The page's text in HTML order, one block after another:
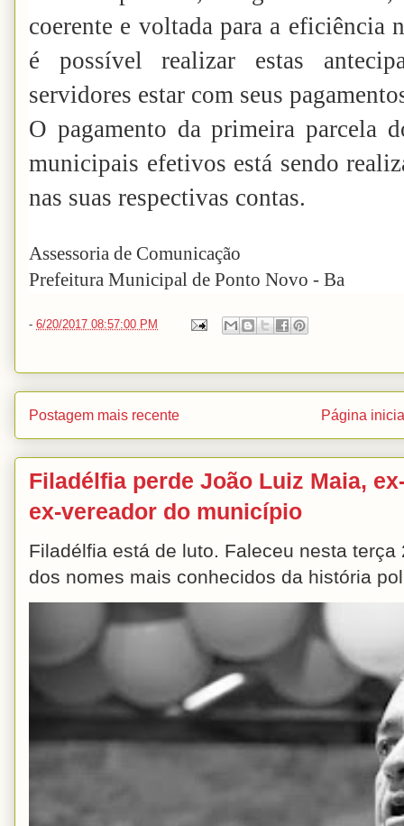
coerente e voltada para a eficiência
é possível realizar estas
servidores estar com seus
O pagamento da primeira parcela
municipais efetivos está sendo
nas suas respectivas contas.
Assessoria de Comunicação
Prefeitura Municipal de Ponto Novo - Ba
- 6/20/2017 08:57:00 PM
Postagem mais recente Página
Filadélfia perde João Luiz Maia,
ex-vereador do município
Filadélfia está de luto. Faleceu nesta
dos nomes mais conhecidos da história